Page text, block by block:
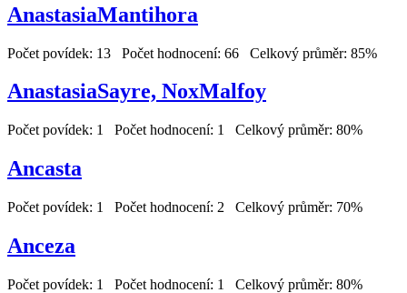
AnastasiaMantihora
Počet povídek: 13 Počet hodnocení: 66 Celkový průměr: 85%
AnastasiaSayre, NoxMalfoy
Počet povídek: 1 Počet hodnocení: 1 Celkový průměr: 80%
Ancasta
Počet povídek: 1 Počet hodnocení: 2 Celkový průměr: 70%
Anceza
Počet povídek: 1 Počet hodnocení: 1 Celkový průměr: 80%